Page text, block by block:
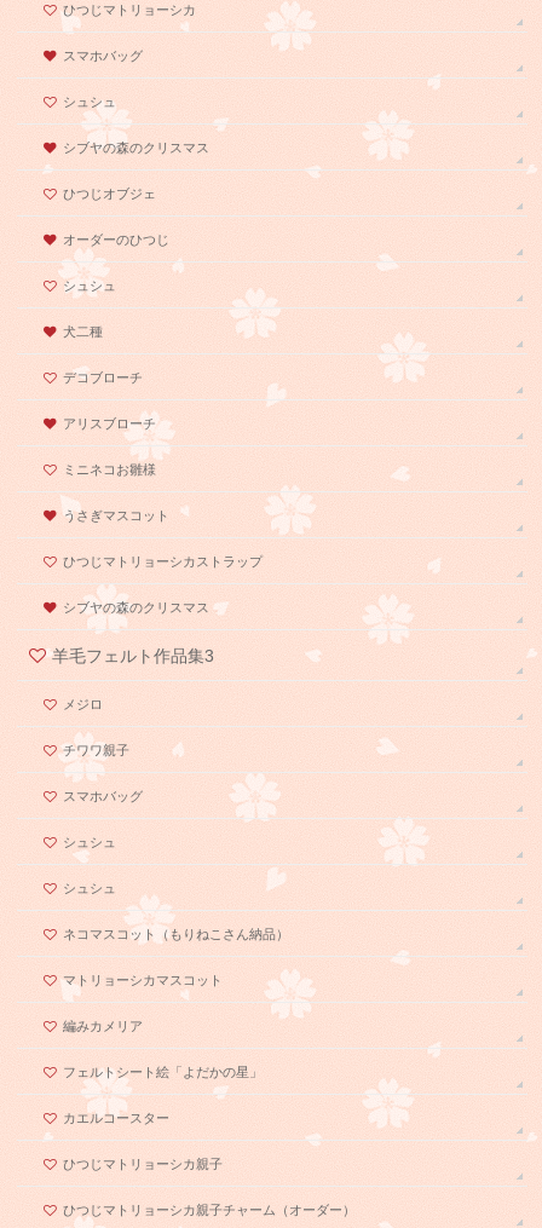
ひつじマトリョーシカ
スマホバッグ
シュシュ
シブヤの森のクリスマス
ひつじオブジェ
オーダーのひつじ
シュシュ
犬二種
デコブローチ
アリスブローチ
ミニネコお雛様
うさぎマスコット
ひつじマトリョーシカストラップ
シブヤの森のクリスマス
羊毛フェルト作品集3
メジロ
チワワ親子
スマホバッグ
シュシュ
シュシュ
ネコマスコット（もりねこさん納品）
マトリョーシカマスコット
編みカメリア
フェルトシート絵「よだかの星」
カエルコースター
ひつじマトリョーシカ親子
ひつじマトリョーシカ親子チャーム（オーダー）